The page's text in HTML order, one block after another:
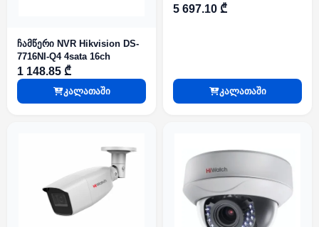
ჩამწერი NVR Hikvision DS-
7716NI-Q4 4sata 16ch
1 148.85 ₾
კალათაში
5 697.10 ₾
კალათაში